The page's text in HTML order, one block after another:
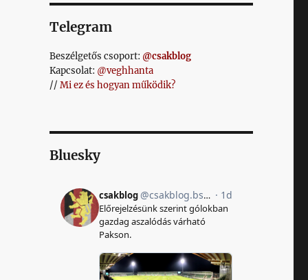
Telegram
Beszélgetős csoport: @csakblog
Kapcsolat: @veghhanta
// Mi ez és hogyan működik?
Bluesky